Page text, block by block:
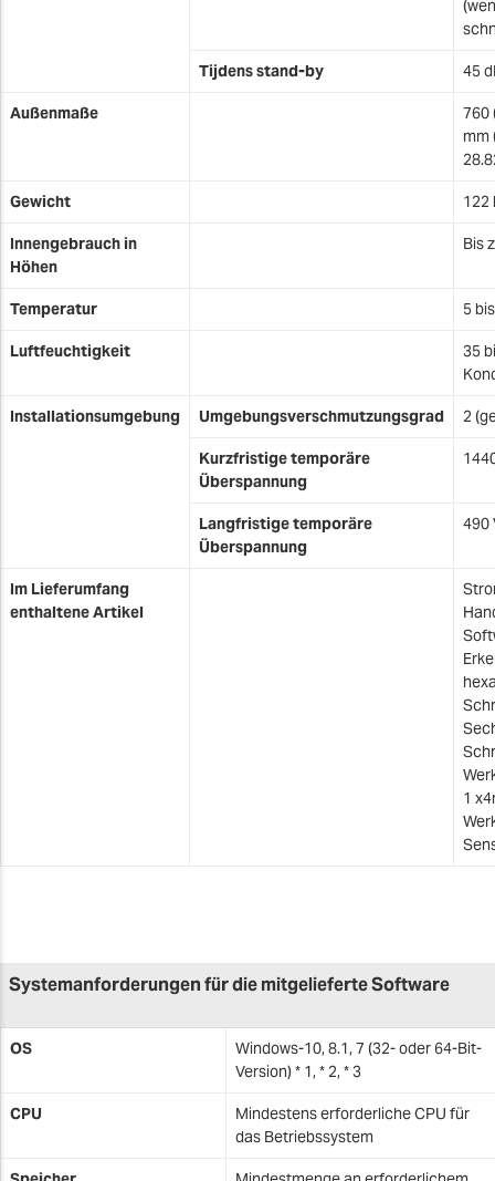
Tijdens stand-by 45
Außenmaße
760
mm
Gewicht 122
Innengebrauch in
Höhen
Bis
Temperatur 5
Luftfeuchtigkeit
35
Installationsumgebung Umgebungsverschmutzungsgrad 2
Kurzfristige temporäre
Überspannung
Langfristige temporäre
Überspannung
490
Im Lieferumfang
enthaltene Artikel
1
Systemanforderungen für die mitgelieferte Software
OS
Windows-10, 8.1, 7 (32- oder 64-Bit-
Version) * 1, * 2, * 3
CPU
Mindestens erforderliche CPU für
das Betriebssystem